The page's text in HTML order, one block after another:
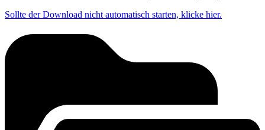
Sollte der Download nicht automatisch starten, klicke hier.